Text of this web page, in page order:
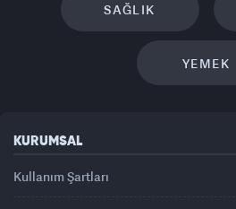
SAĞLIK
YEMEK
KURUMSAL
Kullanım Şartları